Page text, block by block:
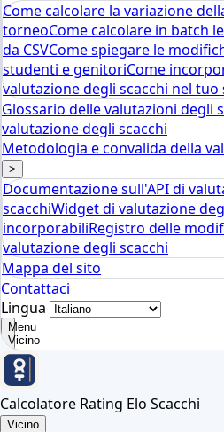
Come calcolare la variazione
torneoCome calcolare in batch
da CSVCome spiegare le
studenti e genitoriCome
valutazione degli scacchi nel tuo
Glossario delle valutazioni degli
valutazione degli scacchi
Metodologia e convalida della
>
Documentazione sull'API di
scacchiWidget di valutazione
incorporabiliRegistro delle
valutazione degli scacchi
Mappa del sito
Contattaci
Lingua
Menu
Vicino
Calcolatore Rating Elo Scacchi
Vicino